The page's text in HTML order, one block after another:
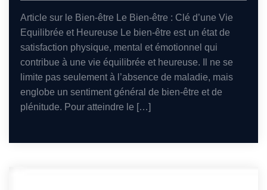
Article sur le Bien-être Le Bien-être : Clé d’une Vie
Equilibrée et Heureuse Le bien-être est un état de
satisfaction physique, mental et émotionnel qui
contribue à une vie équilibrée et heureuse. Il ne se
limite pas seulement à l’absence de maladie, mais
englobe un sentiment général de bien-être et de
plénitude. Pour atteindre le […]